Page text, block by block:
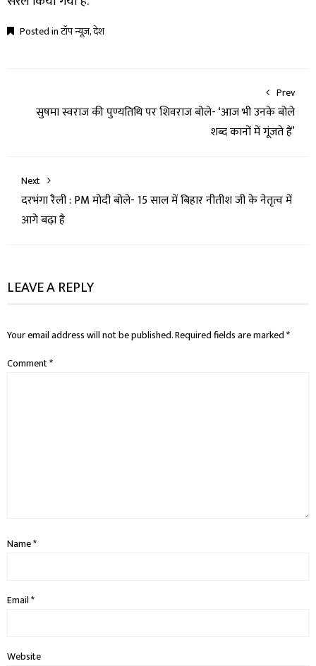
Posted inटॉप न्यूज़,देश
Prev
सुषमा स्वराज की पुण्यतिथि पर शिवराज बोले- ‘आज भी उनके बोले
शब्द कानों में गूंजते हैं’
Next
दरभंगा रैली : PM मोदी बोले- 15 साल में बिहार नीतीश जी के नेतृत्व में
आगे बढ़ा है
LEAVE A REPLY
Your email address will not be published.Required fields are marked*
Comment*
Name*
Email*
Website